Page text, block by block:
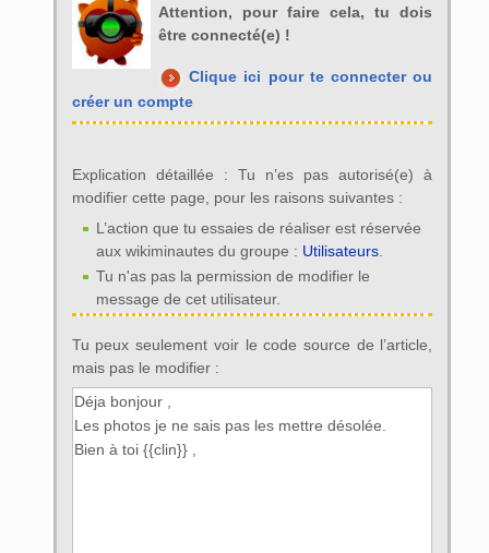
Attention, pour faire cela, tu dois
être connecté(e) !
Clique ici pour te connecter ou
créer un compte
Explication détaillée : Tu n’es pas autorisé(e) à
modifier cette page, pour les raisons suivantes :
L’action que tu essaies de réaliser est réservée
aux wikiminautes du groupe : Utilisateurs.
Tu n'as pas la permission de modifier le
message de cet utilisateur.
Tu peux seulement voir le code source de l’article,
mais pas le modifier :